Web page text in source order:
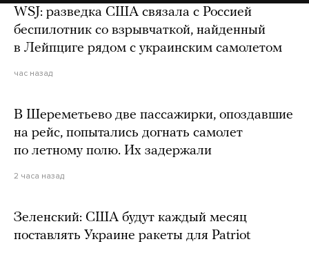
WSJ: разведка США связала с Россией
беспилотник со взрывчаткой, найденный
в Лейпциге рядом с украинским самолетом
час назад
В Шереметьево две пассажирки, опоздавшие
на рейс, попытались догнать самолет
по летному полю. Их задержали
2 часа назад
Зеленский: США будут каждый месяц
поставлять Украине ракеты для Patriot